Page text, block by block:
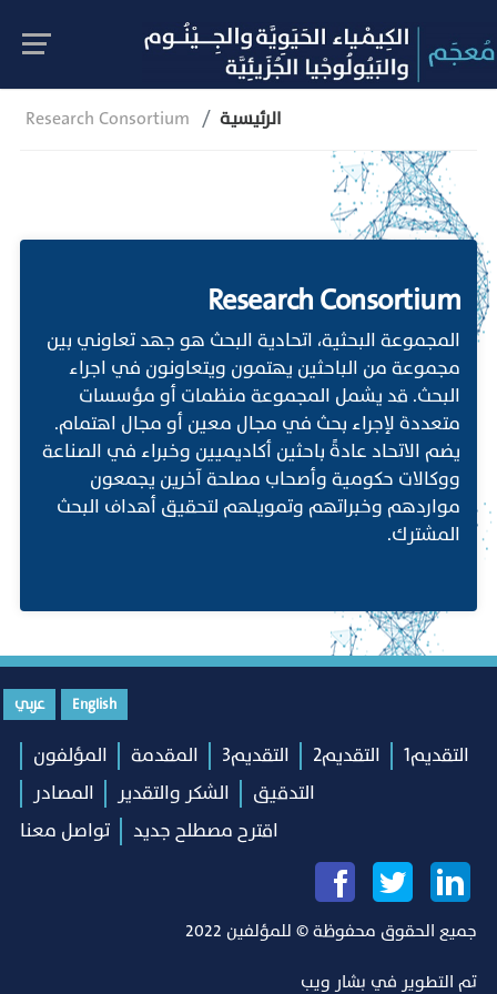
Research Consortium الرئيسية
Research Consortium
المجموعة البحثية، اتحادية البحث هو جهد تعاوني بين
مجموعة من الباحثين يهتمون ويتعاونون في اجراء
البحث. قد يشمل المجموعة منظمات أو مؤسسات
متعددة لإجراء بحث في مجال معين أو مجال اهتمام.
يضم الاتحاد عادةً باحثين أكاديميين وخبراء في الصناعة
ووكالات حكومية وأصحاب مصلحة آخرين يجمعون
مواردهم وخبراتهم وتمويلهم لتحقيق أهداف البحث
المشترك.
English عربي
التقديم1 التقديم2 التقديم3 المقدمة
المؤلفون
التدقيق
الشكر والتقدير
المصادر
اقترح مصطلح جديد
تواصل معنا
جميع الحقوق محفوظة © للمؤلفين 2022
تم التطوير في بشار ويب